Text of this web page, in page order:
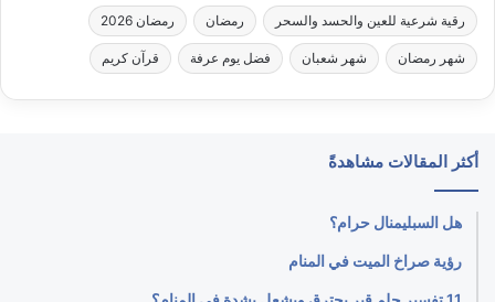
رقية شرعية للعين والحسد والسحر رمضان رمضان 2026
شهر رمضان شهر شعبان فضل يوم عرفة قرآن كريم
أكثر المقالات مشاهدةً
هل السبليمنال حرام؟
رؤية صراخ الميت في المنام